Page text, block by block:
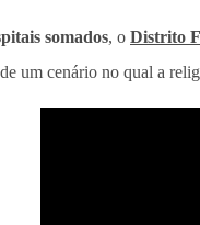
somados, o Distrito
um cenário no qual a